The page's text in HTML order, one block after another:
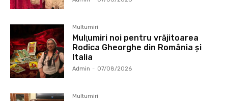
Multumiri
Mulţumiri noi pentru vrăjitoarea
Rodica Gheorghe din România și
Italia
Admin - 07/08/2026
Multumiri